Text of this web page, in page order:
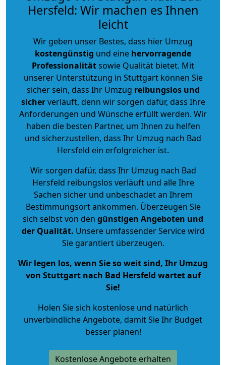
Hersfeld: Wir machen es Ihnen
leicht
Wir geben unser Bestes, dass hier Umzug
kostengünstig und eine hervorragende
Professionalitätsowie Qualität bietet. Mit
unserer Unterstützung in Stuttgart können Sie
sicher sein, dass Ihr Umzug reibungslos und
sicherverläuft, denn wir sorgen dafür, dass Ihre
Anforderungen und Wünsche erfüllt werden. Wir
haben die besten Partner, um Ihnen zu helfen
und sicherzustellen, dass Ihr Umzug nach Bad
Hersfeld ein erfolgreicher ist.
Wir sorgen dafür, dass Ihr Umzug nach Bad
Hersfeld reibungslos verläuft und alle Ihre
Sachen sicher und unbeschadet an Ihrem
Bestimmungsort ankommen. Überzeugen Sie
sich selbst von den günstigen Angeboten und
der Qualität. Unsere umfassender Service wird
Sie garantiert überzeugen.
Wir legen los, wenn Sie so weit sind, Ihr Umzug
von Stuttgart nach Bad Hersfeld wartet auf
Sie!
Holen Sie sich kostenlose und natürlich
unverbindliche Angebote, damit Sie Ihr Budget
besser planen!
Kostenlose Angebote erhalten